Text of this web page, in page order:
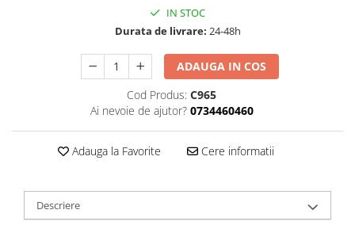
Anvelope solide
Electronică
Display-uri / ecrane
Lumini / iluminare
IN STOC
Durata de livrare: 24-48h
ADAUGA IN COS
Cod Produs: C965
Ai nevoie de ajutor? 0734460460
Adauga la Favorite Cere informatii
Descriere